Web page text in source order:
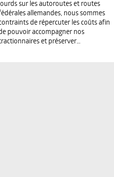
sur les autoroutes et routes
allemandes, nous sommes
de répercuter les coûts afin
pouvoir accompagner nos
et préserver…